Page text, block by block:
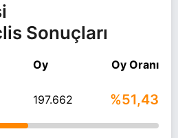
Sonuçları
Oy Oy Oranı
197.662 %51,43